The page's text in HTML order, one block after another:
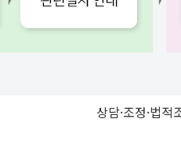
상담·조정·법적